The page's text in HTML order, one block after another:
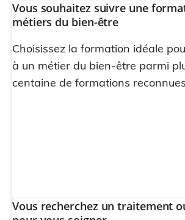
Vous souhaitez suivre une
métiers du bien-être
Choisissez la formation idéale
à un métier du bien-être parmi
centaine de formations reconnues
Vous recherchez un traitement